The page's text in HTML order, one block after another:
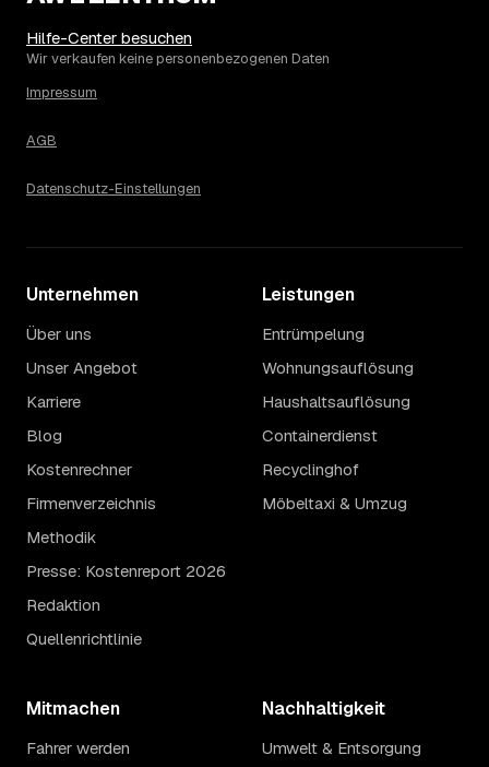
€. Die genaue Preisspanne hängt jeweils von Größe und
Wertanrechnung des Hausstands ab, ein Städtevergleich
lohnt sich vor der Anfrage trotzdem.
Hilfe-Center besuchen
Wir verkaufen keine personenbezogenen Daten
Impressum
AGB
Datenschutz-Einstellungen
Unternehmen
Über uns
Unser Angebot
Karriere
Blog
Kostenrechner
Firmenverzeichnis
Methodik
Presse: Kostenreport 2026
Redaktion
Quellenrichtlinie
Leistungen
Entrümpelung
Wohnungsauflösung
Haushaltsauflösung
Containerdienst
Recyclinghof
Möbeltaxi & Umzug
Mitmachen
Fahrer werden
Nachhaltigkeit
Umwelt & Entsorgung